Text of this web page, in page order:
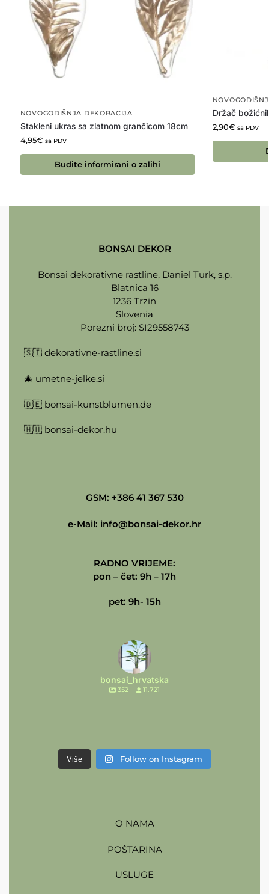
NOVOGODIŠNJA DEKORACIJA
Stakleni ukras sa zlatnom grančicom 18cm
4,95€ sa PDV
Budite informirani o zalihi
Držač
2,90€ sa PDV
BONSAI DEKOR
Bonsai dekorativne rastline, Daniel Turk, s.p.
Blatnica 16
1236 Trzin
Slovenia
Porezni broj: SI29558743
🇸🇮 dekorativne-rastline.si
🎄 umetne-jelke.si
🇩🇪 bonsai-kunstblumen.de
🇭🇺 bonsai-dekor.hu
GSM: +386 41 367 530
e-Mail: info@bonsai-dekor.hr
RADNO VRIJEME:
pon – čet: 9h – 17h
pet: 9h- 15h
bonsai_hrvatska
352 11.721
Više Follow on Instagram
O NAMA
POŠTARINA
USLUGE